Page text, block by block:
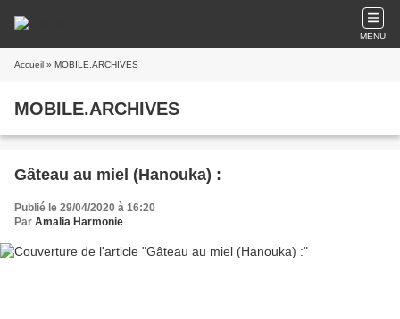
MENU
Accueil » MOBILE.ARCHIVES
MOBILE.ARCHIVES
Gâteau au miel (Hanouka) :
Publié le 29/04/2020 à 16:20
Par Amalia Harmonie